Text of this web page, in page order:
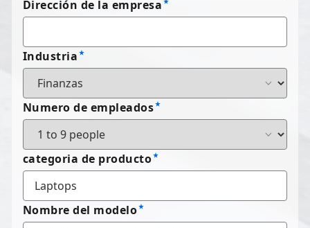
Dirección de la empresa
Industria
Numero de empleados
categoria de producto
Nombre del modelo